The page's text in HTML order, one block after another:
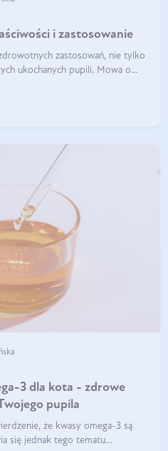
i zastosowanie
zastosowań, nie tylko
ukochanych pupili. Mowa o
3 dla kota - zdrowe
pupila
że kwasy omega-3 są
się jednak tego tematu